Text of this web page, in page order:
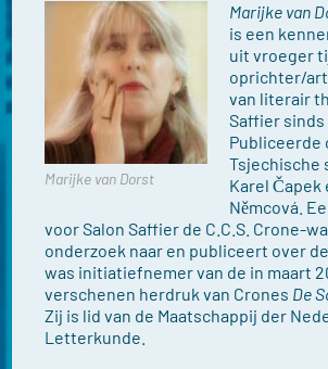
Marijke van Dorst
Marijke van
is een
uit vroeger
oprichter/
van literair
Saffier sinds
Publiceerde
Tsjechische
Karel Čapek
Němcová.
voor Salon Saffier de C.C.S. Crone-
onderzoek naar en publiceert over
was initiatiefnemer van de in maart
verschenen herdruk van Crones De
Zij is lid van de Maatschappij der
Letterkunde.